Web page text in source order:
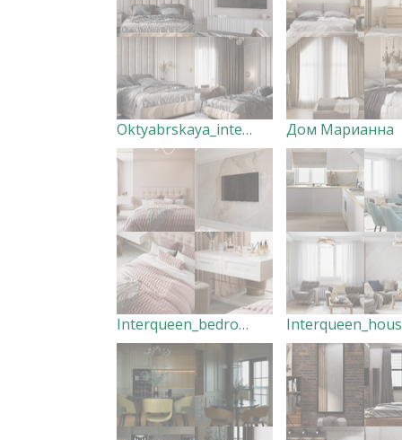
Oktyabrskaya_interqueen Дом Марианна
Interqueen_bedroom